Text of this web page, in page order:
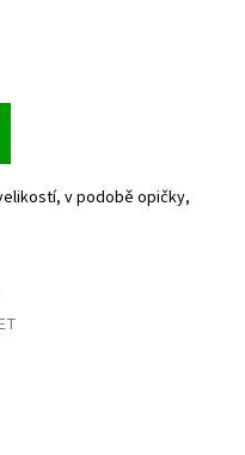
v podobě opičky,